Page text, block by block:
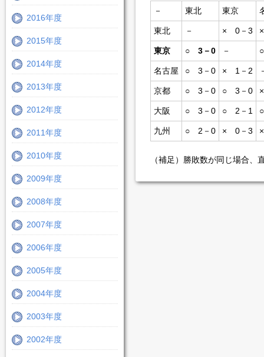
2016年度
2015年度
2014年度
2013年度
2012年度
2011年度
2010年度
2009年度
2008年度
2007年度
2006年度
2005年度
2004年度
2003年度
2002年度
－
東北 東京
東北 － × 0－3
東京 ○ 3－0 －
名古屋 ○ 3－0 × 1－2
京都 ○ 3－0 ○ 3－0
大阪 ○ 3－0 ○ 2－1
九州 ○ 2－0 × 0－3
（補足）勝敗数が同じ場合